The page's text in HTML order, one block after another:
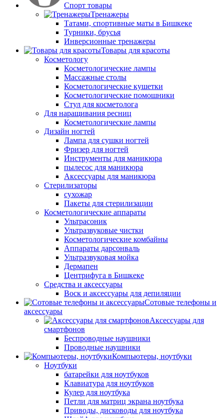
Спорт товары
Тренажеры
Татами, спортивные маты в Бишкеке
Турники, брусья
Инверсионные тренажеры
Товары для красоты
Косметологу
Косметологические лампы
Массажные столы
Косметологические кушетки
Косметологические помошники
Стул для косметолога
Для наращивания ресниц
Косметологические лампы
Дизайн ногтей
Лампа для сушки ногтей
Фризер для ногтей
Инструменты для маникюра
пылесос для маникюра
Аксессуары для маникюра
Стерилизаторы
сухожар
Пакеты для стерилизации
Косметологические аппараты
Ультрасоник
Ультразвуковые чистки
Косметологические комбайны
Аппараты дарсонваль
Ультразвуковая мойка
Дермапен
Центрифуга в Бишкеке
Средства и аксессуары
Воск и аксессуары для депиляции
Сотовые телефоны и
аксессуары
Аксессуары для
смартфонов
Беспроводные наушники
Проводные наушники
Компьютеры, ноутбуки
Ноутбуки
батарейки для ноутбуков
Клавиатура для ноутбуков
Кулер для ноутбука
Петли для матриц экрана ноутбука
Приводы, дисководы для ноутбука